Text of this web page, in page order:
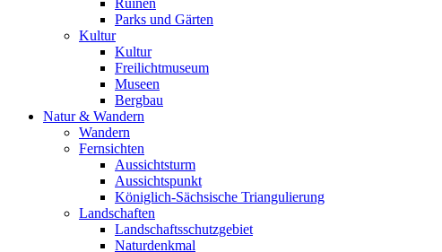
Ruinen
Parks und Gärten
Kultur
Kultur
Freilichtmuseum
Museen
Bergbau
Natur & Wandern
Wandern
Fernsichten
Aussichtsturm
Aussichtspunkt
Königlich-Sächsische Triangulierung
Landschaften
Landschaftsschutzgebiet
Naturdenkmal